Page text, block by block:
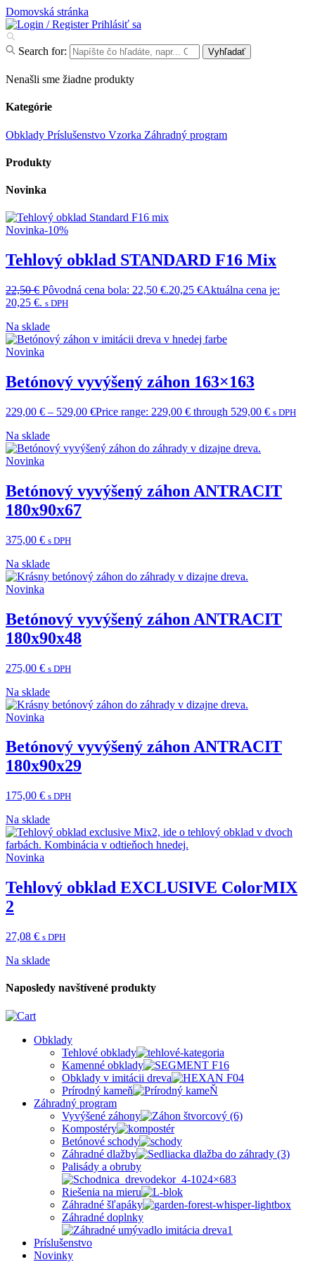
Domovská stránka
Prihlásiť sa
Search for: Vyhľadať
Nenašli sme žiadne produkty
Kategórie
Obklady Príslušenstvo Vzorka Záhradný program
Produkty
Novinka
Novinka-10%
Tehlový obklad STANDARD F16 Mix
22,50€ Pôvodná cena bola: 22,50 €.20,25 €Aktuálna cena je:
20,25 €. s DPH
Na sklade
Novinka
Betónový vyvýšený záhon 163×163
229,00 € – 529,00 €Price range: 229,00 € through 529,00 € s DPH
Na sklade
Novinka
Betónový vyvýšený záhon ANTRACIT
180x90x67
375,00 € s DPH
Na sklade
Novinka
Betónový vyvýšený záhon ANTRACIT
180x90x48
275,00 € s DPH
Na sklade
Novinka
Betónový vyvýšený záhon ANTRACIT
180x90x29
175,00 € s DPH
Na sklade
Novinka
Tehlový obklad EXCLUSIVE ColorMIX
2
27,08 € s DPH
Na sklade
Naposledy navštívené produkty
Obklady
Tehlové obklady
Kamenné obklady
Obklady v imitácii dreva
Prírodný kameň
Záhradný program
Vyvýšené záhony
Kompostéry
Betónové schody
Záhradné dlažby
Palisády a obruby
Riešenia na mieru
Záhradné šľapáky
Záhradné doplnky
Príslušenstvo
Novinky